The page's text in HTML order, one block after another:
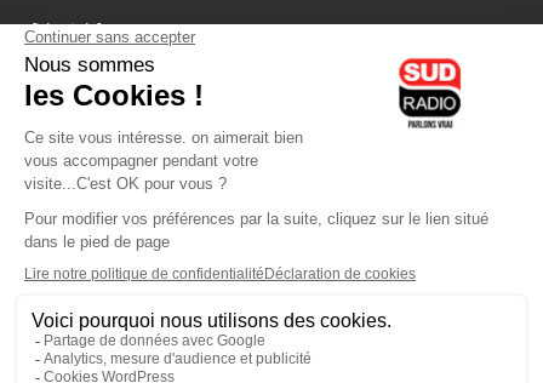
fiducial.fr
lyoncapitale.fr
olympique-et-lyonnais.com
L'application Iphone / Android
Téléchargez l'application
Les cookies
Gestion des cookies
Crédit photos : ©Sud Radio / Pierre Olivier